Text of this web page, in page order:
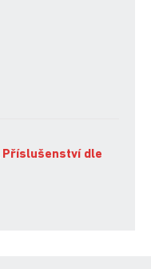
Příslušenství dle